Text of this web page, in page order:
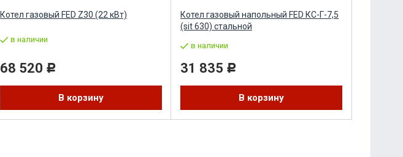
Котел газовый FED Z30 (22 кВт)
в наличии
68 520 Р
В корзину
Котел газовый напольный FED КС-Г-7,5
(sit 630) стальной
в наличии
31 835 Р
В корзину